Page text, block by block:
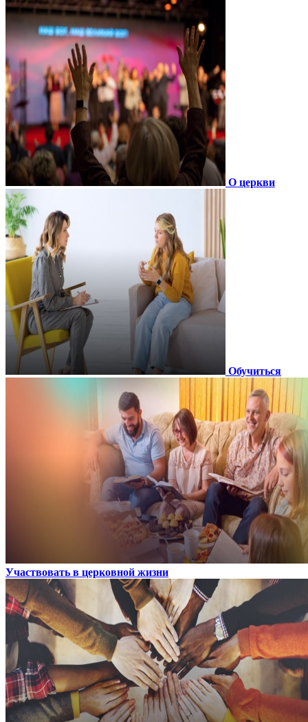
О церкви
Обучиться
Участвовать в церковной жизни